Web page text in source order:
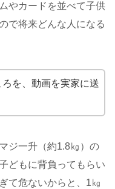
やカードを並べて子供
で将来どんな人になる
を、動画を実家に送
ジ一升（約1.8㎏）の
どもに背負ってもらい
て危ないからと、1㎏